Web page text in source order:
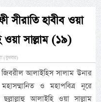
সীরাতি হাবীব ওয়া
ওয়া সাল্লাম (১৯)
আলাইহিস সালাম উনার
ও মহাপবিত্র নূরে
ছল্লাল্লাহু আলাইহি ওয়া সাল্লাম